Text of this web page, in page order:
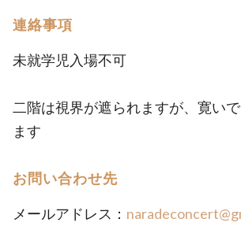
連絡事項
未就学児入場不可
二階は視界が遮られますが、寛い
ます
お問い合わせ先
メールアドレス：